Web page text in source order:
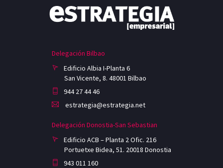
Delegación Bilbao
Edificio Albia I-Planta 6
San Vicente, 8. 48001 Bilbao
944 27 44 46
estrategia@estrategia.net
Delegación Donostia-San Sebastian
Edificio ACB – Planta 2 Ofic. 216
Portuetxe Bidea, 51. 20018 Donostia
943 011 160